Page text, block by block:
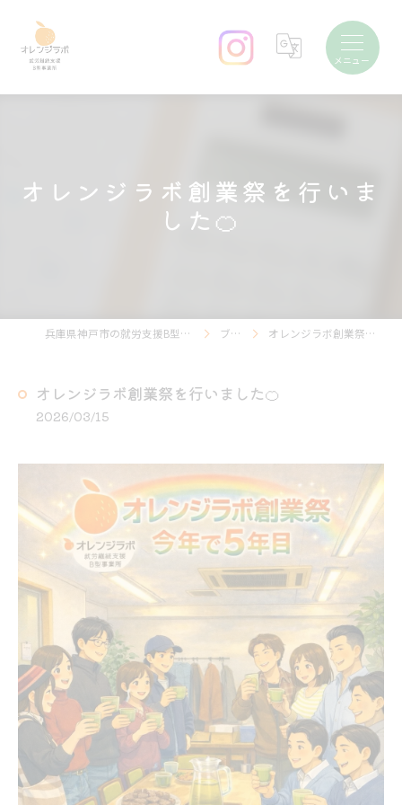
オレンジラボ創業祭を行いま
した🍊
兵庫県神戸市の就労支援B型ならオレンジラボ ブログ オレンジラボ創業祭を行いました🍊
オレンジラボ創業祭を行いました🍊
2026/03/15